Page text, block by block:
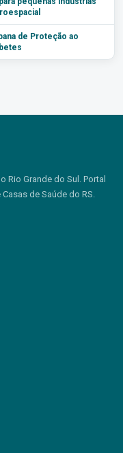
de Proteção ao
Rio Grande do Sul. Portal
de Saúde do RS.